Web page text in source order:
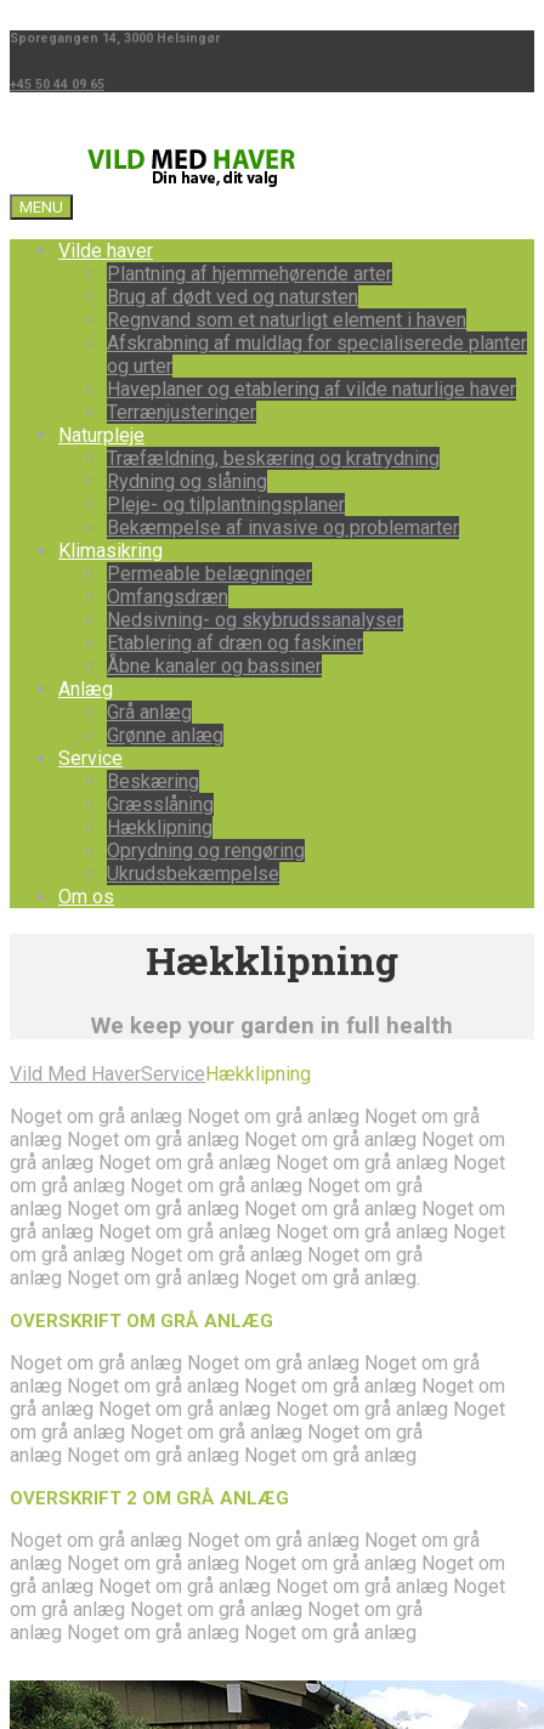
Sporegangen 14, 3000 Helsingør
+45 50 44 09 65
MENU
Vilde haver
Plantning af hjemmehørende arter
Brug af dødt ved og natursten
Regnvand som et naturligt element i haven
Afskrabning af muldlag for specialiserede planter
og urter
Haveplaner og etablering af vilde naturlige haver
Terrænjusteringer
Naturpleje
Træfældning, beskæring og kratrydning
Rydning og slåning
Pleje- og tilplantningsplaner
Bekæmpelse af invasive og problemarter
Klimasikring
Permeable belægninger
Omfangsdræn
Nedsivning- og skybrudssanalyser
Etablering af dræn og faskiner
Åbne kanaler og bassiner
Anlæg
Grå anlæg
Grønne anlæg
Service
Beskæring
Græsslåning
Hækklipning
Oprydning og rengøring
Ukrudsbekæmpelse
Om os
Hækklipning
We keep your garden in full health
Vild Med HaverServiceHækklipning
Noget om grå anlæg Noget om grå anlæg Noget om grå
anlæg Noget om grå anlæg Noget om grå anlæg Noget om
grå anlæg Noget om grå anlæg Noget om grå anlæg Noget
om grå anlæg Noget om grå anlæg Noget om grå
anlæg Noget om grå anlæg Noget om grå anlæg Noget om
grå anlæg Noget om grå anlæg Noget om grå anlæg Noget
om grå anlæg Noget om grå anlæg Noget om grå
anlæg Noget om grå anlæg Noget om grå anlæg.
OVERSKRIFT OM GRÅ ANLÆG
Noget om grå anlæg Noget om grå anlæg Noget om grå
anlæg Noget om grå anlæg Noget om grå anlæg Noget om
grå anlæg Noget om grå anlæg Noget om grå anlæg Noget
om grå anlæg Noget om grå anlæg Noget om grå
anlæg Noget om grå anlæg Noget om grå anlæg
OVERSKRIFT 2 OM GRÅ ANLÆG
Noget om grå anlæg Noget om grå anlæg Noget om grå
anlæg Noget om grå anlæg Noget om grå anlæg Noget om
grå anlæg Noget om grå anlæg Noget om grå anlæg Noget
om grå anlæg Noget om grå anlæg Noget om grå
anlæg Noget om grå anlæg Noget om grå anlæg